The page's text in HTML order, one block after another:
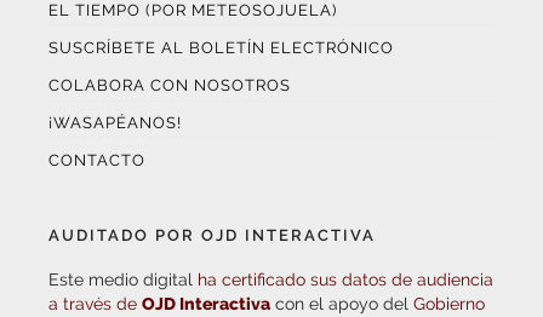
EL TIEMPO (POR METEOSOJUELA)
SUSCRÍBETE AL BOLETÍN ELECTRÓNICO
COLABORA CON NOSOTROS
¡WASAPÉANOS!
CONTACTO
AUDITADO POR OJD INTERACTIVA
Este medio digital ha certificado sus datos de audiencia
a través de OJD Interactiva con el apoyo del Gobierno